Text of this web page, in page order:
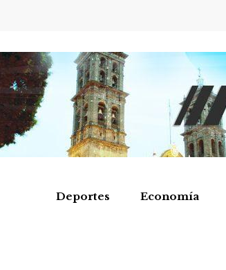
Deportes Economía